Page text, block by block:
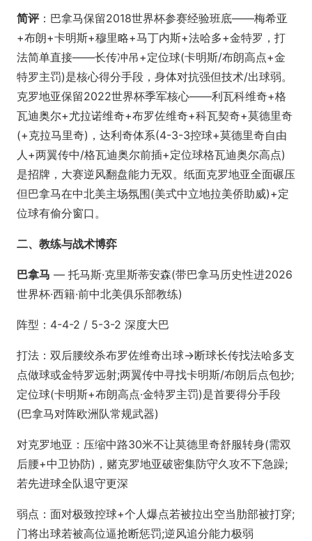
简评：巴拿马保留2018世界杯参赛经验班底——梅希亚
+布朗+卡明斯+穆里略+马丁内斯+法哈多+金特罗，打
法简单直接——长传冲吊+定位球(卡明斯/布朗高点+金
特罗主罚)是核心得分手段，身体对抗强但技术/出球弱。
克罗地亚保留2022世界杯季军核心——利瓦科维奇+格
瓦迪奥尔+尤拉诺维奇+布罗佐维奇+科瓦契奇+莫德里奇
(+克拉马里奇)，达利奇体系(4-3-3控球+莫德里奇自由
人+两翼传中/格瓦迪奥尔前插+定位球格瓦迪奥尔高点)
是招牌，大赛逆风翻盘能力无双。纸面克罗地亚全面碾压
但巴拿马在中北美主场氛围(美式中立地拉美侨助威)+定
位球有偷分窗口。
二、教练与战术博弈
巴拿马 — 托马斯·克里斯蒂安森(带巴拿马历史性进2026
世界杯·西籍·前中北美俱乐部教练)
阵型：4-4-2 / 5-3-2 深度大巴
打法：双后腰绞杀布罗佐维奇出球→断球长传找法哈多支
点做球或金特罗远射;两翼传中寻找卡明斯/布朗后点包抄;
定位球(卡明斯+布朗高点·金特罗主罚)是首要得分手段
(巴拿马对阵欧洲队常规武器)
对克罗地亚：压缩中路30米不让莫德里奇舒服转身(需双
后腰+中卫协防)，赌克罗地亚破密集防守久攻不下急躁;
若先进球全队退守更深
弱点：面对极致控球+个人爆点若被拉出空当肋部被打穿;
门将出球若被高位逼抢断惩罚;逆风追分能力极弱